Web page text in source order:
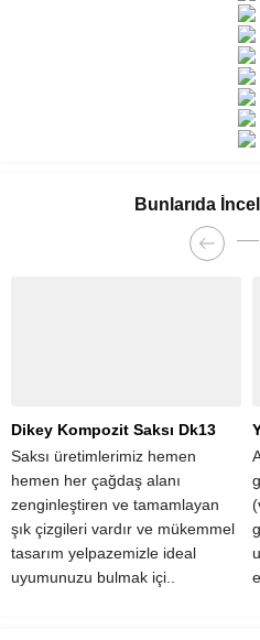
Bunlarıda
Dikey Kompozit Saksı Dk13
Saksı üretimlerimiz hemen
hemen her çağdaş alanı
zenginleştiren ve tamamlayan
şık çizgileri vardır ve mükemmel
tasarım yelpazemizle ideal
uyumunuzu bulmak içi..